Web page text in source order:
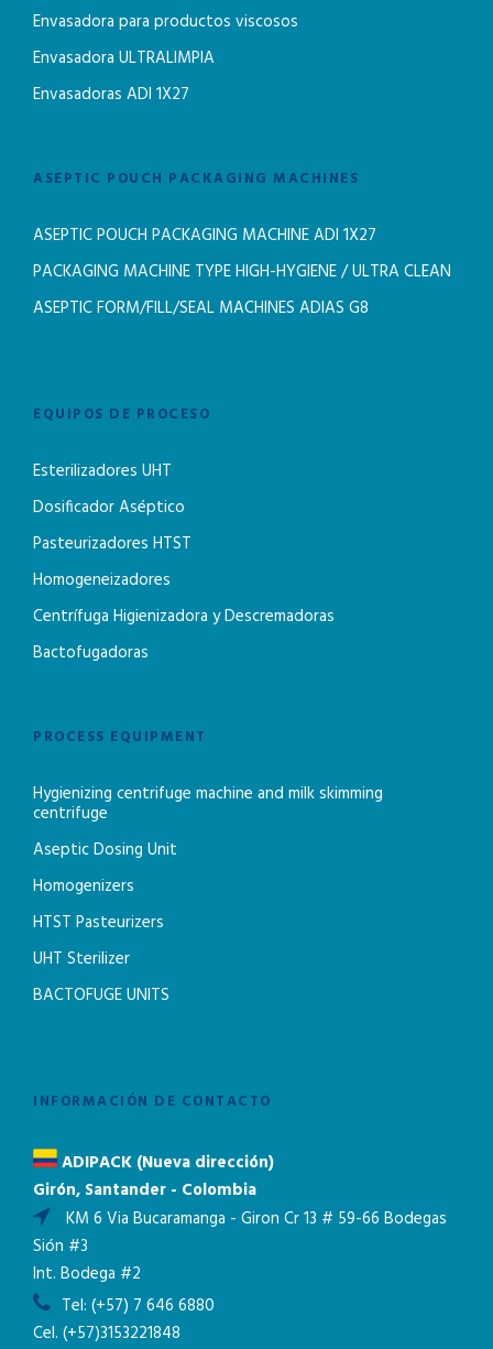
Envasadora para productos viscosos
Envasadora ULTRALIMPIA
Envasadoras ADI 1X27
ASEPTIC POUCH PACKAGING MACHINES
ASEPTIC POUCH PACKAGING MACHINE ADI 1X27
PACKAGING MACHINE TYPE HIGH-HYGIENE / ULTRA CLEAN
ASEPTIC FORM/FILL/SEAL MACHINES ADIAS G8
EQUIPOS DE PROCESO
Esterilizadores UHT
Dosificador Aséptico
Pasteurizadores HTST
Homogeneizadores
Centrífuga Higienizadora y Descremadoras
Bactofugadoras
PROCESS EQUIPMENT
Hygienizing centrifuge machine and milk skimming
centrifuge
Aseptic Dosing Unit
Homogenizers
HTST Pasteurizers
UHT Sterilizer
BACTOFUGE UNITS
INFORMACIÓN DE CONTACTO
ADIPACK (Nueva dirección)
Girón, Santander - Colombia
KM 6 Via Bucaramanga - Giron Cr 13 # 59-66 Bodegas
Sión #3
Int. Bodega #2
Tel: (+57) 7 646 6880
Cel. (+57)3153221848